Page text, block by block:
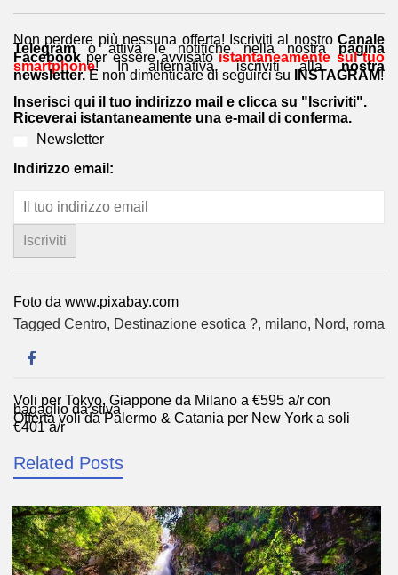
Non perdere più nessuna offerta! Iscriviti al nostro Canale
Telegramo attiva le notifiche nella nostrapagina
Facebook per essere avvisatoistantaneamente sul tuo
smartphone! In alternativa, iscriviti allanostra
newsletter.E non dimenticare di seguirci su INSTAGRAM!
Inserisci qui il tuo indirizzo mail e clicca su "Iscriviti".
Riceverai istantaneamente una e-mail di conferma.
Newsletter
Indirizzo email:
Foto da www.pixabay.com
Tagged Centro, Destinazione esotica ?, milano, Nord, roma
Navigazione
articoli
Voli per Tokyo, Giappone da Milano a €595 a/r con
bagaglio da stiva
Offerta voli da Palermo & Catania per New York a soli
€401 a/r
Related Posts